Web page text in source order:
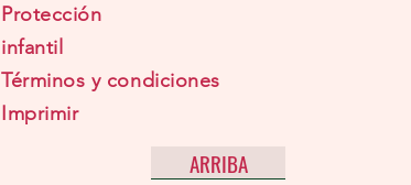
Protección
infantil
Términos y condiciones
Imprimir
ARRIBA